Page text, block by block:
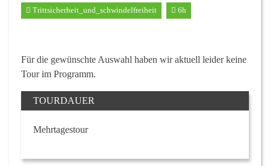
Trittsicherheit_und_schwindelfreiheit 6h
Für die gewünschte Auswahl haben wir aktuell leider keine
Tour im Programm.
TOURDAUER
Mehrtagestour